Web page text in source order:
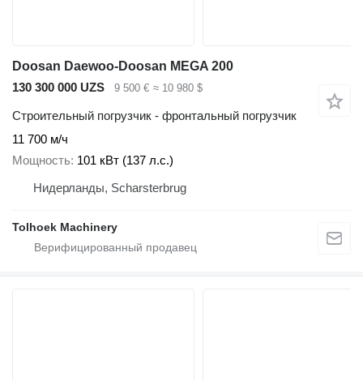
Doosan Daewoo-Doosan MEGA 200
130 300 000 UZS
9 500 € ≈ 10 980 $
Строительный погрузчик - фронтальный погрузчик
11 700 м/ч
Мощность 101 кВт (137 л.с.)
Нидерланды, Scharsterbrug
Tolhoek Machinery